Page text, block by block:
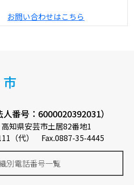
お問い合わせはこちら
番号：6000020392031）
知県安芸市土居82番地1
（代） Fax.0887-35-4445
別電話番号一覧